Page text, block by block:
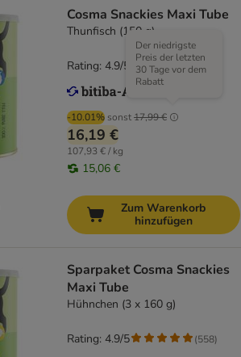
Cosma Snackies Maxi Tube
Thunfisch (150 g)
-10.01% sonst17,99 €
Der niedrigste
Preis der letzten
30 Tage vor dem
Rabatt
16,19 €
107,93 € / kg
15,06 €
Rating: 4.9/5 (556
Zum Warenkorb
hinzufügen
Sparpaket Cosma Snackies
Maxi Tube
Hühnchen (3 x 160 g)
Rating: 4.9/5 (558)